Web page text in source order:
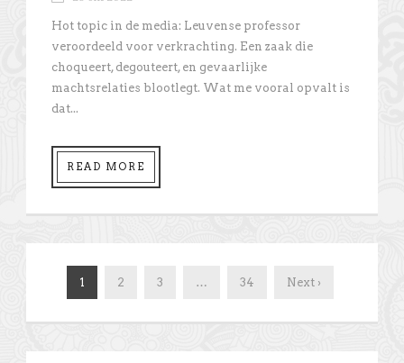
Hot topic in de media: Leuvense professor
veroordeeld voor verkrachting. Een zaak die
choqueert, degouteert, en gevaarlijke
machtsrelaties blootlegt. Wat me vooral opvalt is
dat...
READ MORE
1 2 3 … 34 Next ›